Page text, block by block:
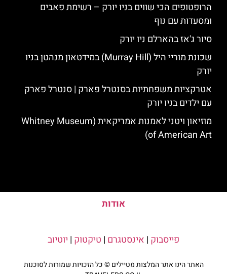
הרופטופים הכי שווים בניו יורק – רשימת פאבים
ומסעדות עם נוף
סיור ג'אז בהארלם ניו יורק
שכונת מוריי היל (Murray Hill) במידטאון מנהטן בניו
יורק
אטרקציות משפחתיות בסנטרל פארק | סנטרל פארק
עם ילדים בניו יורק
מוזיאון ויטני לאמנות אמריקאית (Whitney Museum
of American Art)
אודות
פייסבוק | אינסטגרם | טיקטוק | יוטיוב
האתר הינו אתר המלצות מטיילים © כל הזכויות שמורות לסוכנות